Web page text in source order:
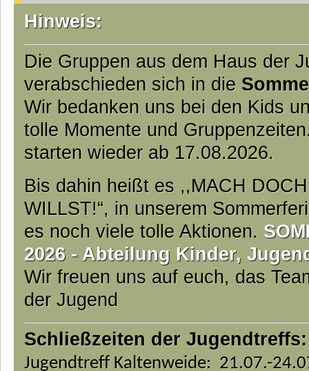
Hinweis:
Die Gruppen aus dem Haus der
verabschieden sich in die
Wir bedanken uns bei den Kids
tolle Momente und
starten wieder ab 17.08.2026.
Bis dahin heißt es ,,MACH
WILLST!“, in unserem
es noch viele tolle Aktionen.
2026 - Abteilung Kinder,
Wir freuen uns auf euch, das
der Jugend
Schließzeiten der Jugendtreffs:
Jugendtreff Kaltenweide: 21.07.-